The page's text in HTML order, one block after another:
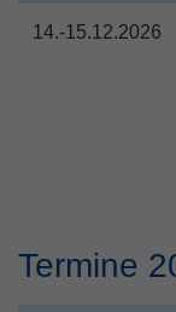
14.-15.12.2026
Termine